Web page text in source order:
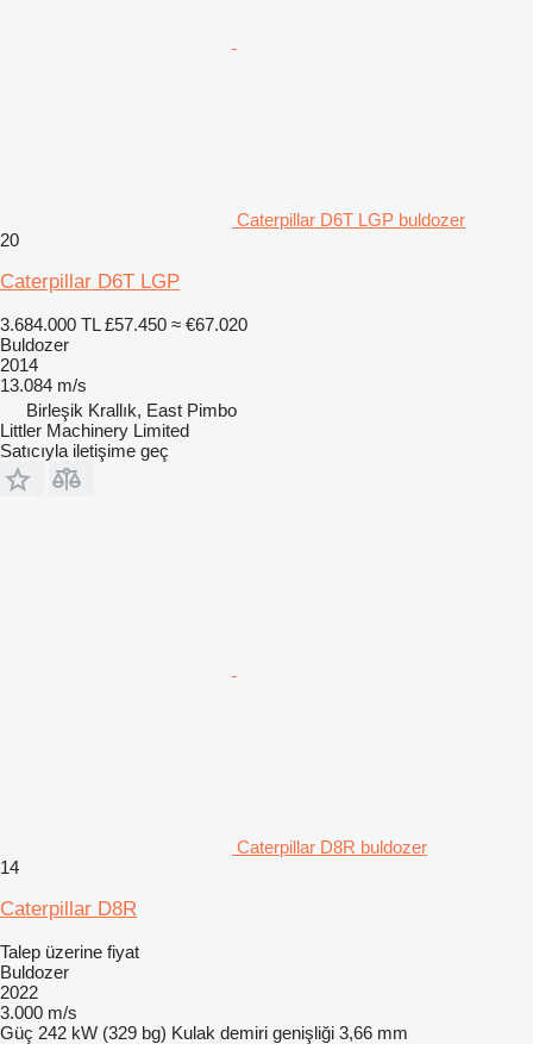
Caterpillar D6T LGP buldozer
20
Caterpillar D6T LGP
3.684.000 TL £57.450 ≈ €67.020
Buldozer
2014
13.084 m/s
Birleşik Krallık, East Pimbo
Littler Machinery Limited
Satıcıyla iletişime geç
Caterpillar D8R buldozer
14
Caterpillar D8R
Talep üzerine fiyat
Buldozer
2022
3.000 m/s
Güç 242 kW (329 bg) Kulak demiri genişliği 3,66 mm